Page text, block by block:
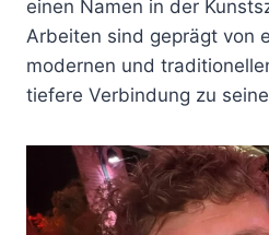
einen Namen in der
Arbeiten sind geprägt von
modernen und
tiefere Verbindung zu